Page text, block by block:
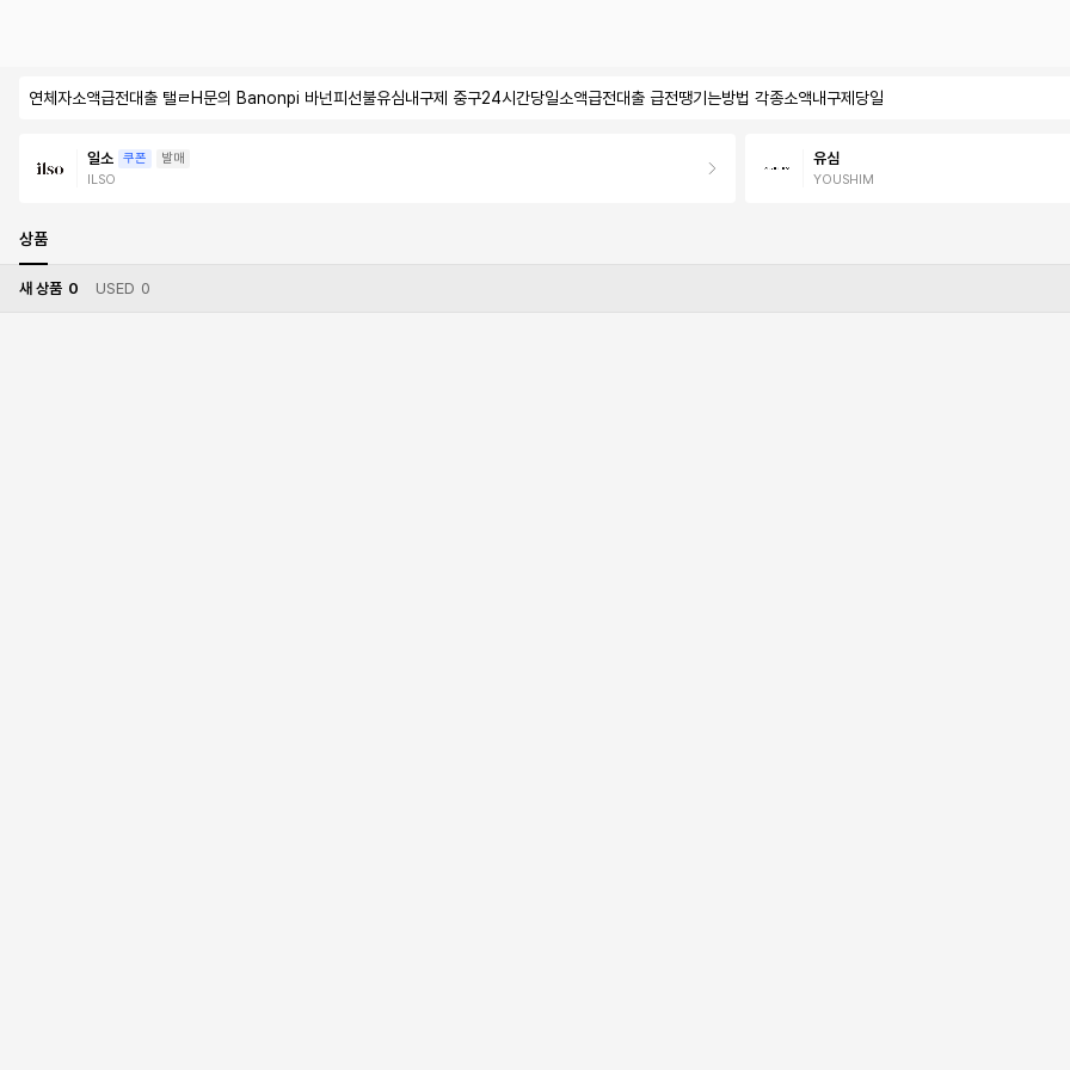
연체자소액급전대출 탤ㄹH문의 Banonpi 바넌피선불유심내구제 중구24시간당일소액급전대출 급전땡기는방법 각종소액내구제당일
일소 쿠폰
발매
ILSO
유심
YOUSHIM
상품
새 상품 0 USED 0